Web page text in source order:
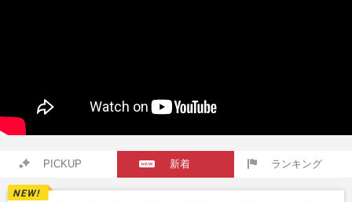
PICKUP 新着 ランキング